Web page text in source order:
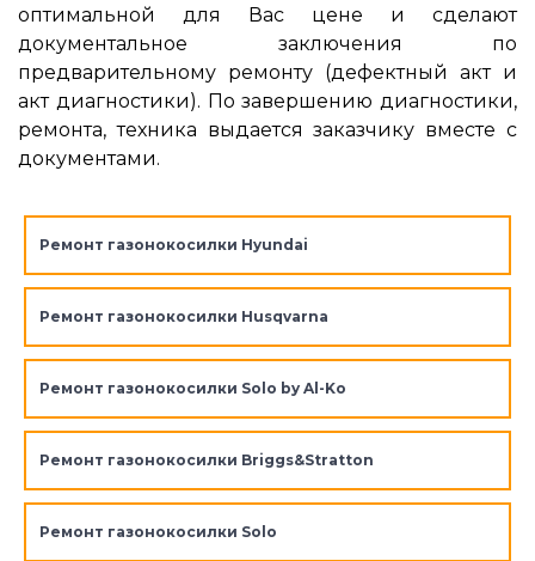
оптимальной для Вас цене и сделают
документальное заключения по
предварительному ремонту (дефектный акт и
акт диагностики). По завершению диагностики,
ремонта, техника выдается заказчику вместе с
документами.
Ремонт газонокосилки Hyundai
Ремонт газонокосилки Husqvarna
Ремонт газонокосилки Solo by Al-Ko
Ремонт газонокосилки Briggs&Stratton
Ремонт газонокосилки Solo